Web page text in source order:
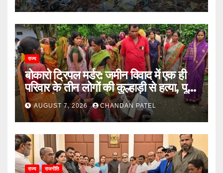
राज्य
बोकारो ट्रिपल मर्डर: जमीन विवाद में एक ही
परिवार के तीन लोगों की कुल्हाड़ी से हत्या, पूरे
इलाके में दहशत
AUGUST 7, 2026 CHANDAN PATEL
राज्य राजनीति